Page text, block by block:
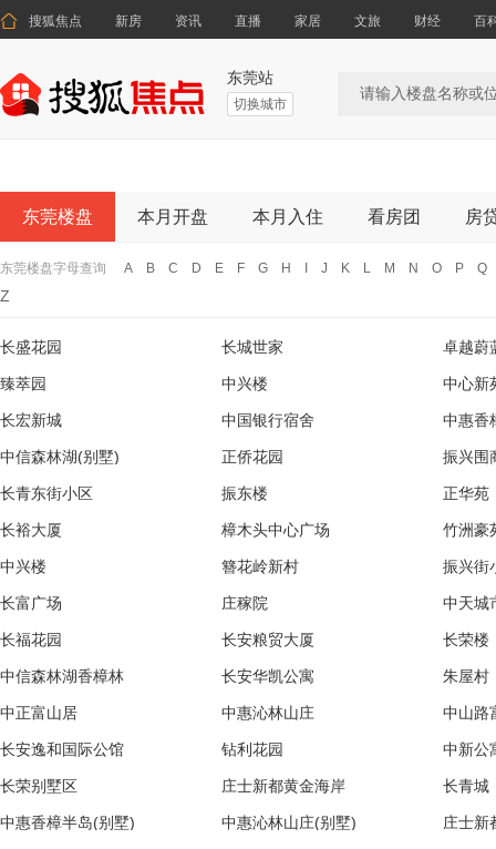
 搜狐焦点 新房 资讯 直播 家居 文旅 财经 百
东莞站
切换城市
东莞楼盘 本月开盘 本月入住 看房团 房
东莞楼盘字母查询 A B C D E F G H J K L M N O P Q
Z
长盛花园 长城世家 卓越蔚
臻萃园 中兴楼 中心新
长宏新城 中国银行宿舍 中惠香
中信森林湖(别墅) 正侨花园 振兴围
长青东街小区 振东楼 正华苑
长裕大厦 樟木头中心广场 竹洲豪
中兴楼 簪花岭新村 振兴街
长富广场 庄稼院 中天城
长福花园 长安粮贸大厦 长荣楼
中信森林湖香樟林 长安华凯公寓 朱屋村
中正富山居 中惠沁林山庄 中山路
长安逸和国际公馆 钻利花园 中新公
长荣别墅区 庄士新都黄金海岸 长青城
中惠香樟半岛(别墅) 中惠沁林山庄(别墅) 庄士新